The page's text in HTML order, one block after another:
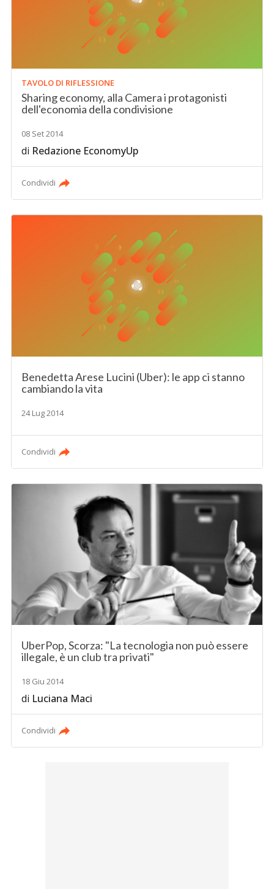
TAVOLO DI RIFLESSIONE
Sharing economy, alla Camera i protagonisti
dell'economia della condivisione
08 Set 2014
di Redazione EconomyUp
Condividi
Benedetta Arese Lucini (Uber): le app ci stanno
cambiando la vita
24 Lug 2014
Condividi
UberPop, Scorza: "La tecnologia non può essere
illegale, è un club tra privati"
18 Giu 2014
di Luciana Maci
Condividi